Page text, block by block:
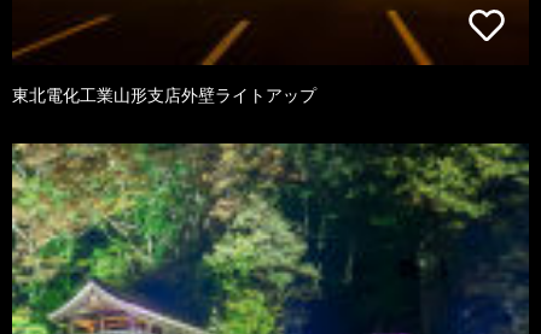
東北電化工業山形支店外壁ライトアップ